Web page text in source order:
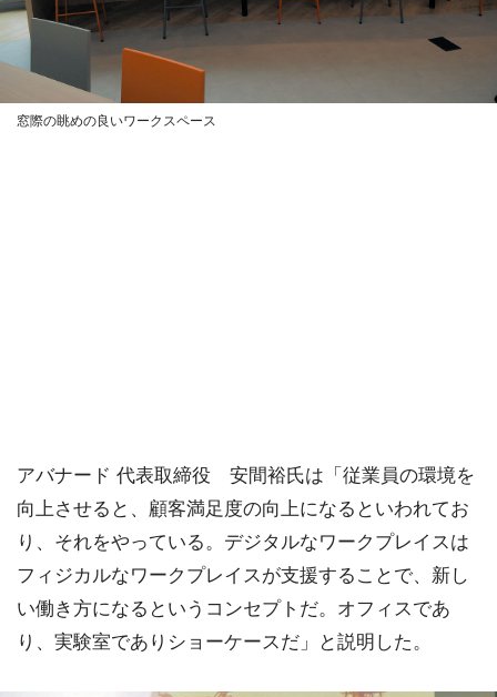
窓際の眺めの良いワークスペース
アバナード 代表取締役 安間裕氏は「従業員の環境を
向上させると、顧客満足度の向上になるといわれてお
り、それをやっている。デジタルなワークプレイスは
フィジカルなワークプレイスが支援することで、新し
い働き方になるというコンセプトだ。オフィスであ
り、実験室でありショーケースだ」と説明した。